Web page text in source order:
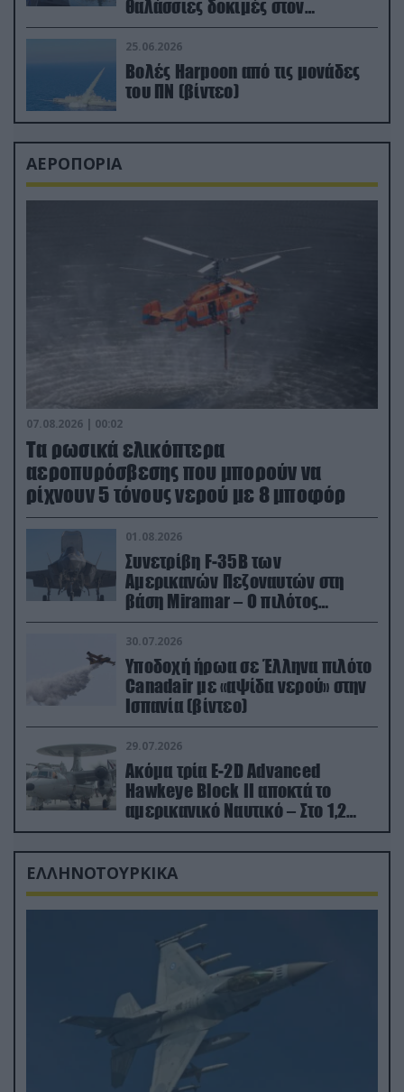
θαλάσσιες δοκιμές στον
απαιτητικό Βισκαϊκό
25.06.2026
Βολές Harpoon από τις μονάδες
του ΠΝ (βίντεο)
ΑΕΡΟΠΟΡΙΑ
07.08.2026 | 00:02
Τα ρωσικά ελικόπτερα
αεροπυρόσβεσης που μπορούν να
ρίχνουν 5 τόνους νερού με 8 μποφόρ
01.08.2026
Συνετρίβη F-35B των
Αμερικανών Πεζοναυτών στη
βάση Miramar – Ο πιλότος
εκτινάχθηκε εγκαίρως
30.07.2026
Υποδοχή ήρωα σε Έλληνα πιλότο
Canadair με «αψίδα νερού» στην
Ισπανία (βίντεο)
29.07.2026
Ακόμα τρία E-2D Advanced
Hawkeye Block II αποκτά το
αμερικανικό Ναυτικό – Στο 1,2
δισ.δολάρια το κόστος
ΕΛΛΗΝΟΤΟΥΡΚΙΚΑ